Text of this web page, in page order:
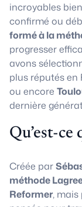
incroyables
confirmé ou
formé à la
progresser
avons
plus réputés en
ou encore
dernière
Qu’est-ce
Créée par
méthode
Reformer, mais